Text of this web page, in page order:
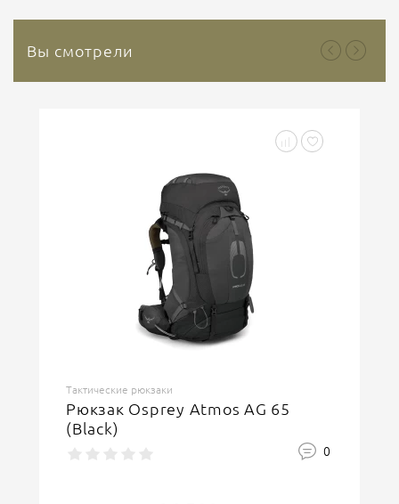
Вы смотрели
Тактические рюкзаки
Рюкзак Osprey Atmos AG 65
(Black)
0